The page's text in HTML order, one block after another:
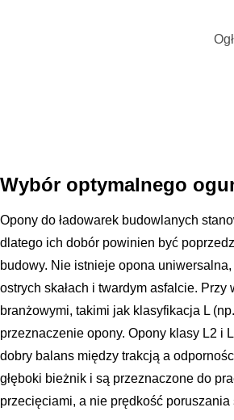
Wybór optymalnego
Opony do ładowarek budowlanych
dlatego ich dobór powinien być
budowy. Nie istnieje opona
ostrych skałach i twardym asfalcie.
branżowymi, takimi jak klasyfikacja L
przeznaczenie opony. Opony klasy L2 i
dobry balans między trakcją a
głęboki bieżnik i są przeznaczone do
przecięciami, a nie prędkość poruszania